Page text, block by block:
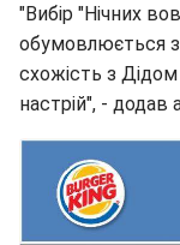
"Вибір "Нічних
обумовлюється
схожість з
настрій", - додав